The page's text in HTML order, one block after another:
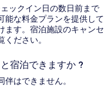
ックイン日の数日前まで
能な料金プランを提供して
ます。宿泊施設のキャンセ
ださい。
宿泊できますか ?
はできません。